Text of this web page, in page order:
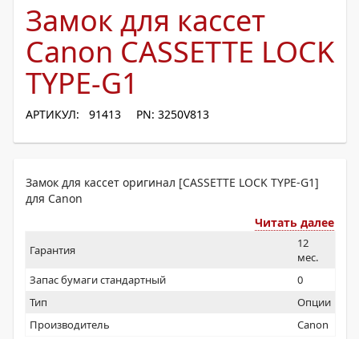
Замок для кассет
Canon CASSETTE LOCK
TYPE-G1
АРТИКУЛ: 91413 PN: 3250V813
Замок для кассет оригинал [CASSETTE LOCK TYPE-G1]
для Canon
Читать далее
Гарантия
12
мес.
Запас бумаги стандартный
0
Тип
Опции
Производитель
Canon